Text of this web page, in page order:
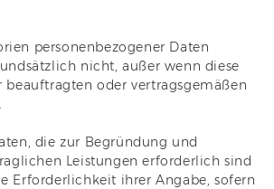
personenbezogener Daten
nicht, außer wenn diese
beauftragten oder vertragsgemäßen
die zur Begründung und
Leistungen erforderlich sind
Erforderlichkeit ihrer Angabe, sofern